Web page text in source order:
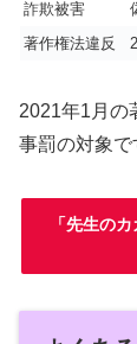
詐欺被害
著作権法違反
2021年1月の
事罰の対象で
「先生の